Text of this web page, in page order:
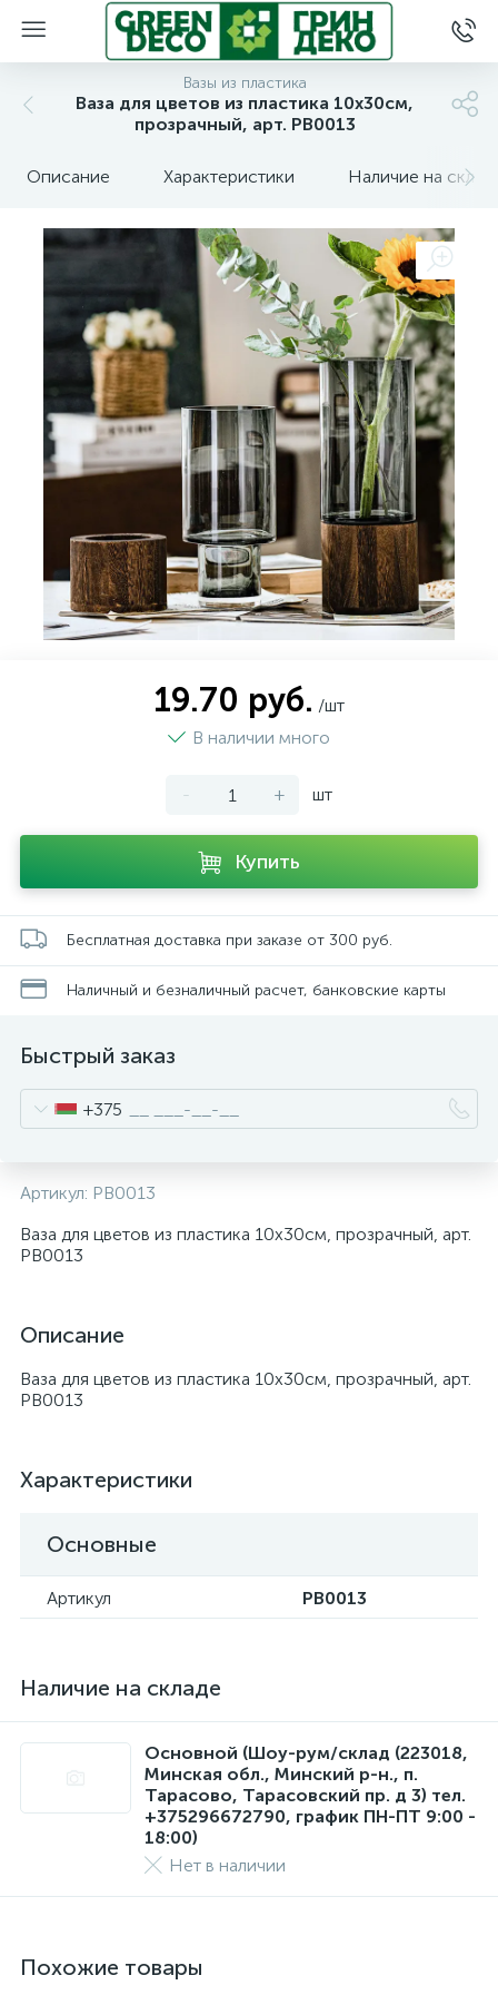
Вазы из пластика
Ваза для цветов из пластика 10x30см,
прозрачный, арт. PB0013
Описание Характеристики Наличие на
19.70 руб. /шт
В наличии много
- + шт
Купить
Бесплатная доставка при заказе от 300 руб.
Наличный и безналичный расчет, банковские карты
Быстрый заказ
+375
Артикул: PB0013
Ваза для цветов из пластика 10x30см, прозрачный, арт.
PB0013
Описание
Ваза для цветов из пластика 10x30см, прозрачный, арт.
PB0013
Характеристики
Основные
Артикул PB0013
Наличие на складе
Основной (Шоу-рум/склад (223018,
Минская обл., Минский р-н., п.
Тарасово, Тарасовский пр. д 3) тел.
+375296672790, график ПН-ПТ 9:00 -
18:00)
Нет в наличии
Похожие товары